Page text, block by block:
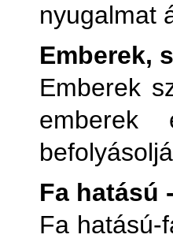
nyugalmat
Emberek,
Emberek
emberek
Fa hatású
Fa hatású-